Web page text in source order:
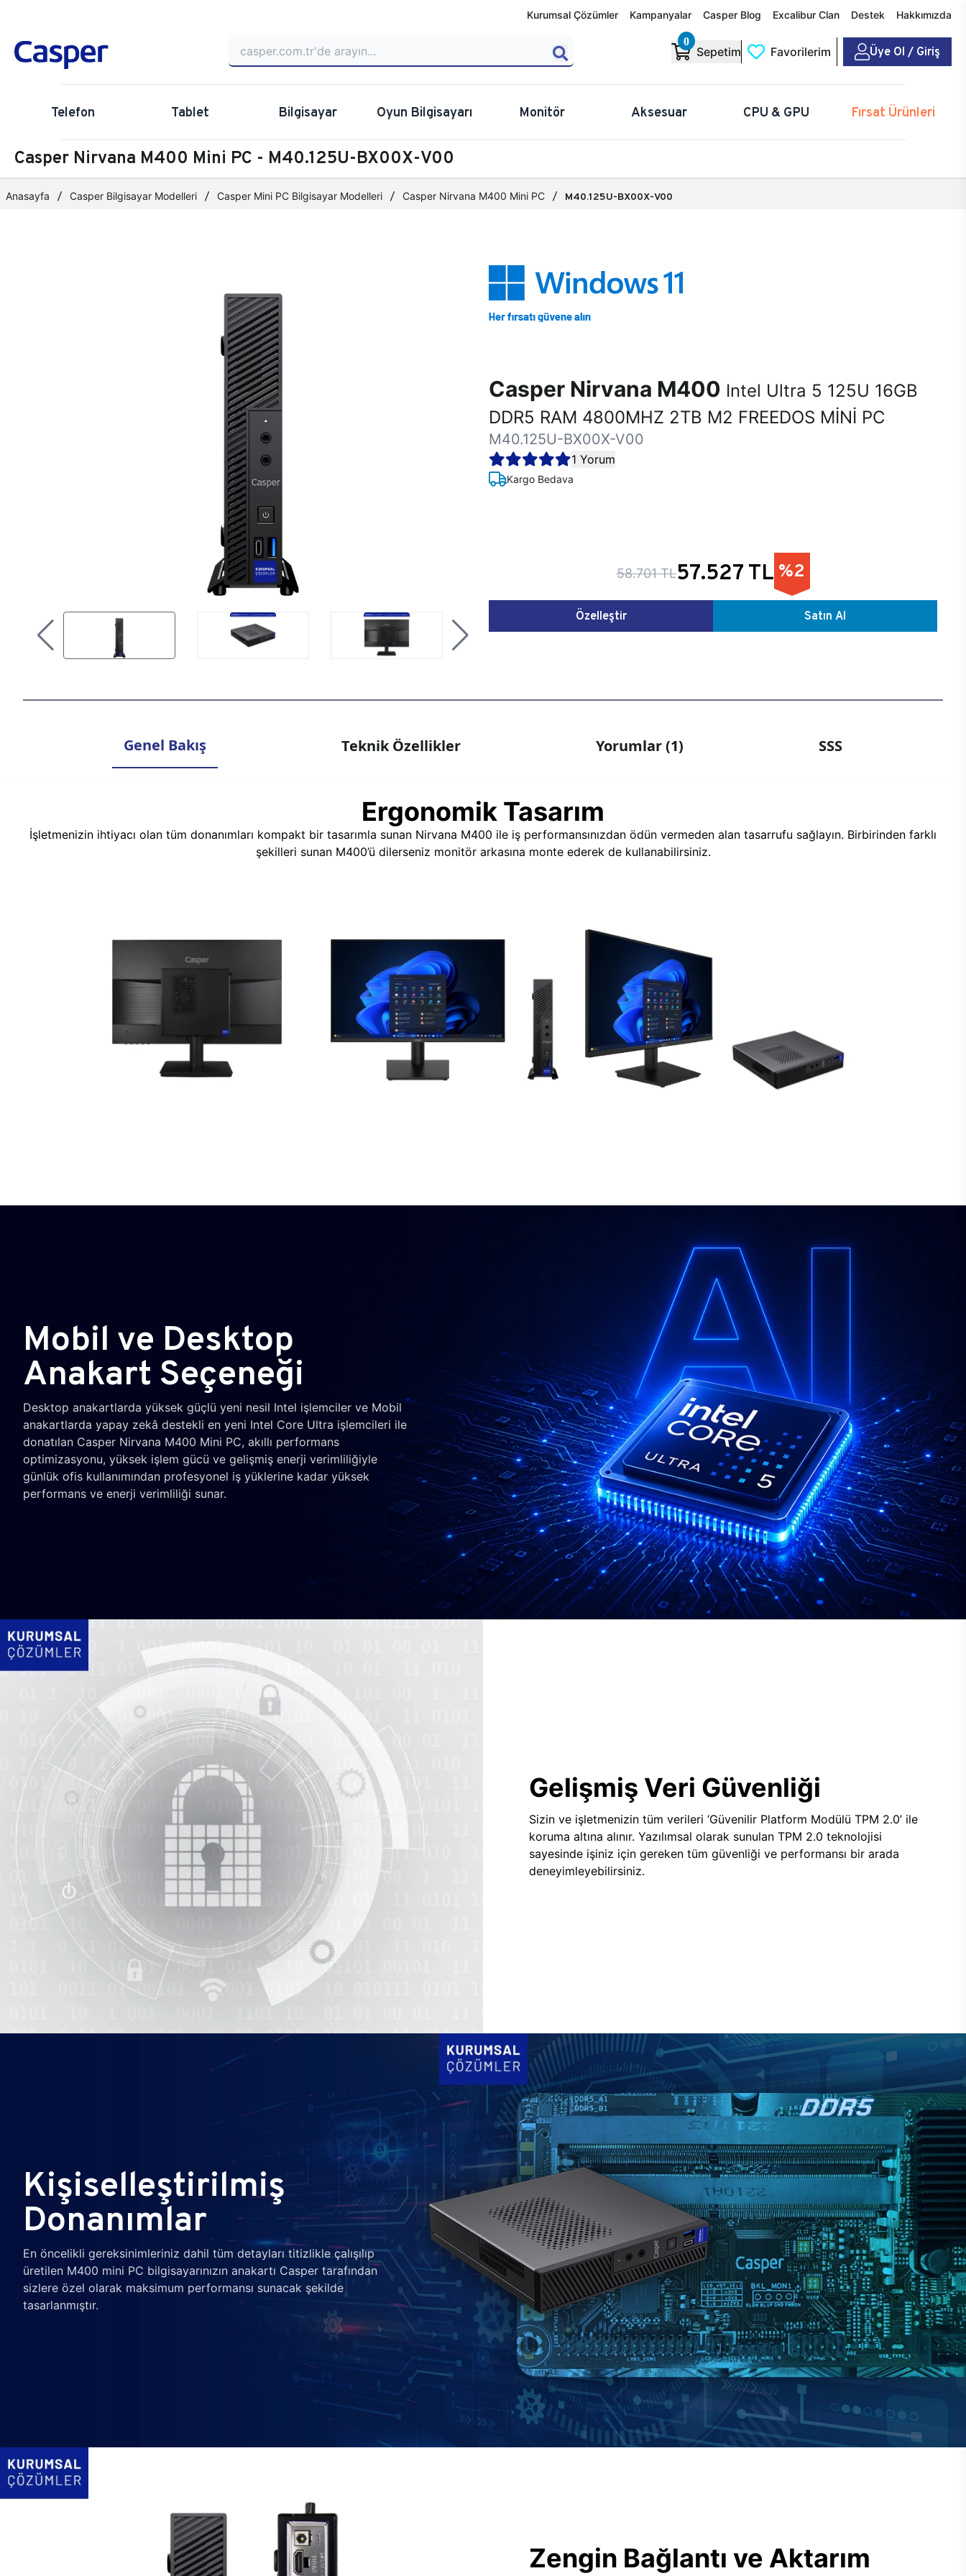
Kurumsal Çözümler Kampanyalar Casper Blog Excalibur Clan Destek Hakkımızda
0
Sepetim Favorilerim Üye Ol / Giriş
Telefon Tablet Bilgisayar Oyun Bilgisayarı Monitör Aksesuar CPU & GPU Fırsat Ürünleri
Casper Nirvana M400 Mini PC - M40.125U-BX00X-V00
Anasayfa Casper Bilgisayar Modelleri Casper Mini PC Bilgisayar Modelleri Casper Nirvana M400 Mini PC M40.125U-BX00X-V00
Casper Nirvana M400 Intel Ultra 5 125U 16GB
DDR5 RAM 4800MHZ 2TB M2 FREEDOS MİNİ PC
M40.125U-BX00X-V00
1 Yorum
Kargo Bedava
58.701 TL57.527 TL %2
Özelleştir Satın Al
Genel Bakış Teknik Özellikler Yorumlar (1) SSS
Ergonomik Tasarım
İşletmenizin ihtiyacı olan tüm donanımları kompakt bir tasarımla sunan Nirvana M400 ile iş performansınızdan ödün vermeden alan tasarrufu sağlayın. Birbirinden farklı
şekilleri sunan M400’ü dilerseniz monitör arkasına monte ederek de kullanabilirsiniz.
Mobil ve Desktop
Anakart Seçeneği
Desktop anakartlarda yüksek güçlü yeni nesil Intel işlemciler ve Mobil
anakartlarda yapay zekâ destekli en yeni Intel Core Ultra işlemcileri ile
donatılan Casper Nirvana M400 Mini PC, akıllı performans
optimizasyonu, yüksek işlem gücü ve gelişmiş enerji verimliliğiyle
günlük ofis kullanımından profesyonel iş yüklerine kadar yüksek
performans ve enerji verimliliği sunar.
Gelişmiş Veri Güvenliği
Sizin ve işletmenizin tüm verileri ‘Güvenilir Platform Modülü TPM 2.0’ ile
koruma altına alınır. Yazılımsal olarak sunulan TPM 2.0 teknolojisi
sayesinde işiniz için gereken tüm güvenliği ve performansı bir arada
deneyimleyebilirsiniz.
Kişiselleştirilmiş
Donanımlar
En öncelikli gereksinimleriniz dahil tüm detayları titizlikle çalışılıp
üretilen M400 mini PC bilgisayarınızın anakartı Casper tarafından
sizlere özel olarak maksimum performansı sunacak şekilde
tasarlanmıştır.
Zengin Bağlantı ve Aktarım